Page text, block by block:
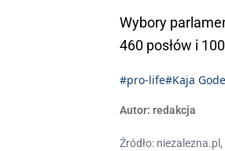
Wybory
460 posłów i
#pro-life#Kaja
Autor: redakcja
Źródło: